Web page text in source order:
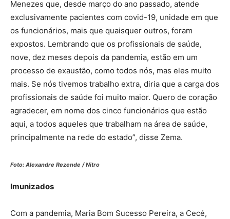
Menezes que, desde março do ano passado, atende
exclusivamente pacientes com covid-19, unidade em que
os funcionários, mais que quaisquer outros, foram
expostos. Lembrando que os profissionais de saúde,
nove, dez meses depois da pandemia, estão em um
processo de exaustão, como todos nós, mas eles muito
mais. Se nós tivemos trabalho extra, diria que a carga dos
profissionais de saúde foi muito maior. Quero de coração
agradecer, em nome dos cinco funcionários que estão
aqui, a todos aqueles que trabalham na área de saúde,
principalmente na rede do estado”, disse Zema.
Foto: Alexandre Rezende / Nitro
Imunizados
Com a pandemia, Maria Bom Sucesso Pereira, a Cecé,